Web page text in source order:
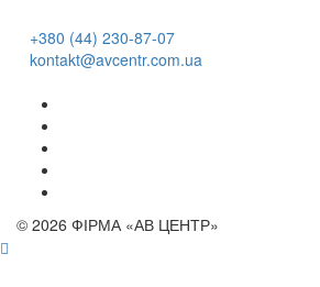
+380 (44) 230-87-07
kontakt@avcentr.com.ua
© 2026 ФІРМА «АВ ЦЕНТР»